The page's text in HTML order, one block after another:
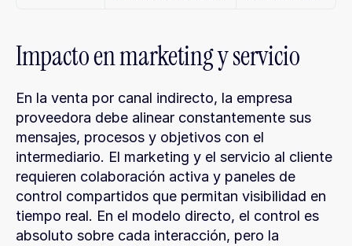
Impacto en marketing y servicio
En la venta por canal indirecto, la empresa
proveedora debe alinear constantemente sus
mensajes, procesos y objetivos con el
intermediario. El marketing y el servicio al cliente
requieren colaboración activa y paneles de
control compartidos que permitan visibilidad en
tiempo real. En el modelo directo, el control es
absoluto sobre cada interacción, pero la